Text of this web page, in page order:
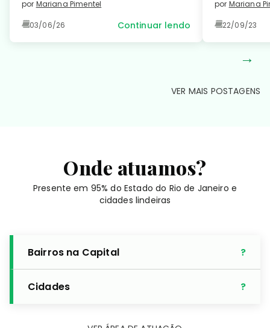
coração saudável. Leia no detalhe!
por Mariana Pimentel
03/06/26 Continuar lendo
por Mariana
22/09/23
→
VER MAIS POSTAGENS
Onde atuamos?
Presente em 95% do Estado do Rio de Janeiro e
cidades lindeiras
Bairros na Capital
Cidades